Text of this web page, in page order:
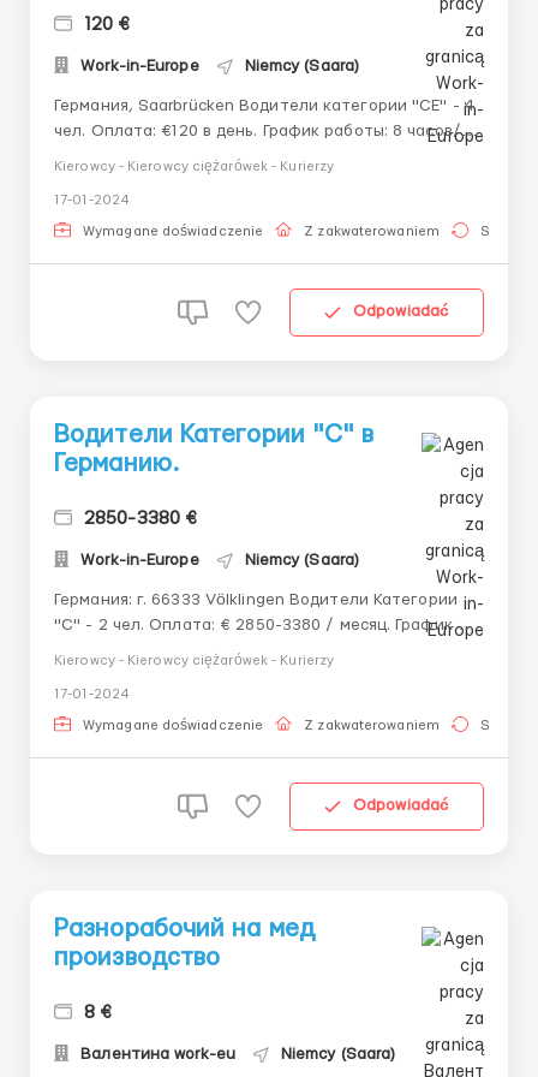
120 €
Work-in-Europe Niemcy (Saara)
Германия, Saarbrücken Водители категории "СЕ" - 4
чел. Оплата: €120 в день. График работы: 8 часов/
день, 5дней/неделю суббота - воскресенье
проживание ежедневно в квартире, оплата €250/
Kierowcy - Kierowcy ciężarówek - Kurierzy
17-01-2024
Wymagane doświadczenie Z zakwaterowaniem Stała
Odpowiadać
Водители Категории "С" в
Германию.
2850-3380 €
Work-in-Europe Niemcy (Saara)
Германия: г. 66333 Völklingen Водители Категории
"С" - 2 чел. Оплата: € 2850-3380 / месяц. График
работы: пн.-пт., сб.-по необходимости, вс. -
бесплатно. Дом, по 2 человека в комнате, которые
также оборудованы необходимыми удобствам...
Kierowcy - Kierowcy ciężarówek - Kurierzy
17-01-2024
Wymagane doświadczenie Z zakwaterowaniem Stała
Odpowiadać
Разнорабочий на мед
производство
8 €
Валентина work-eu Niemcy (Saara)